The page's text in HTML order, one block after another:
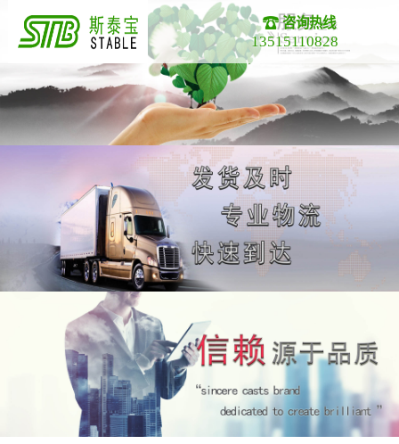
咨询热线
13515110828